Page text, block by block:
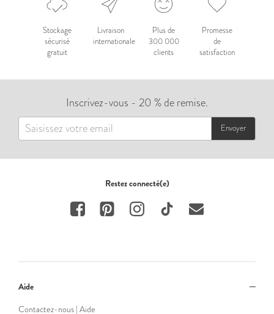
Stockage
sécurisé
gratuit
Livraison
internationale
Plus de
300 000
clients
Promesse
de
satisfaction
Inscrivez-vous - 20 % de remise.
Envoyer
Restez connecté(e)
Aide
Contactez-nous | Aide